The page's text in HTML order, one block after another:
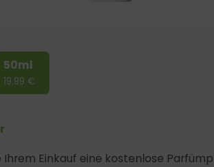
50ml
19.99 €
Ihrem Einkauf eine kostenlose